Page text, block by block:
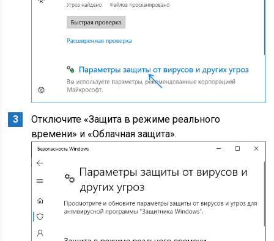
Отключите «Защита в режиме реального
времени» и «Облачная защита».